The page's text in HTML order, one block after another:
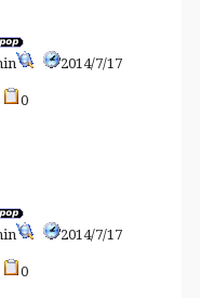
2014/7/17
0
2014/7/17
0